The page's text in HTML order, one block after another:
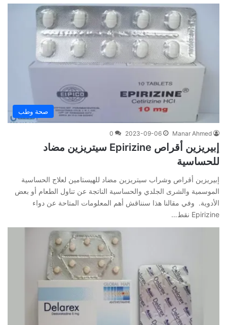
صحة وطب
Manar Ahmed
2023-09-06
0
إبيريزين أقراص Epirizine سيتريزين مضاد
للحساسية
إبيريزين أقراص وشراب سيتريزين مضاد للهيستامين لعلاج الحساسية
الموسمية والشرى الجلدي والحساسية الناتجة عن تناول الطعام أو بعض
الأدوية. وفي مقالنا هذا سنناقش أهم المعلومات المتاحة عن دواء
Epirizine نقط…